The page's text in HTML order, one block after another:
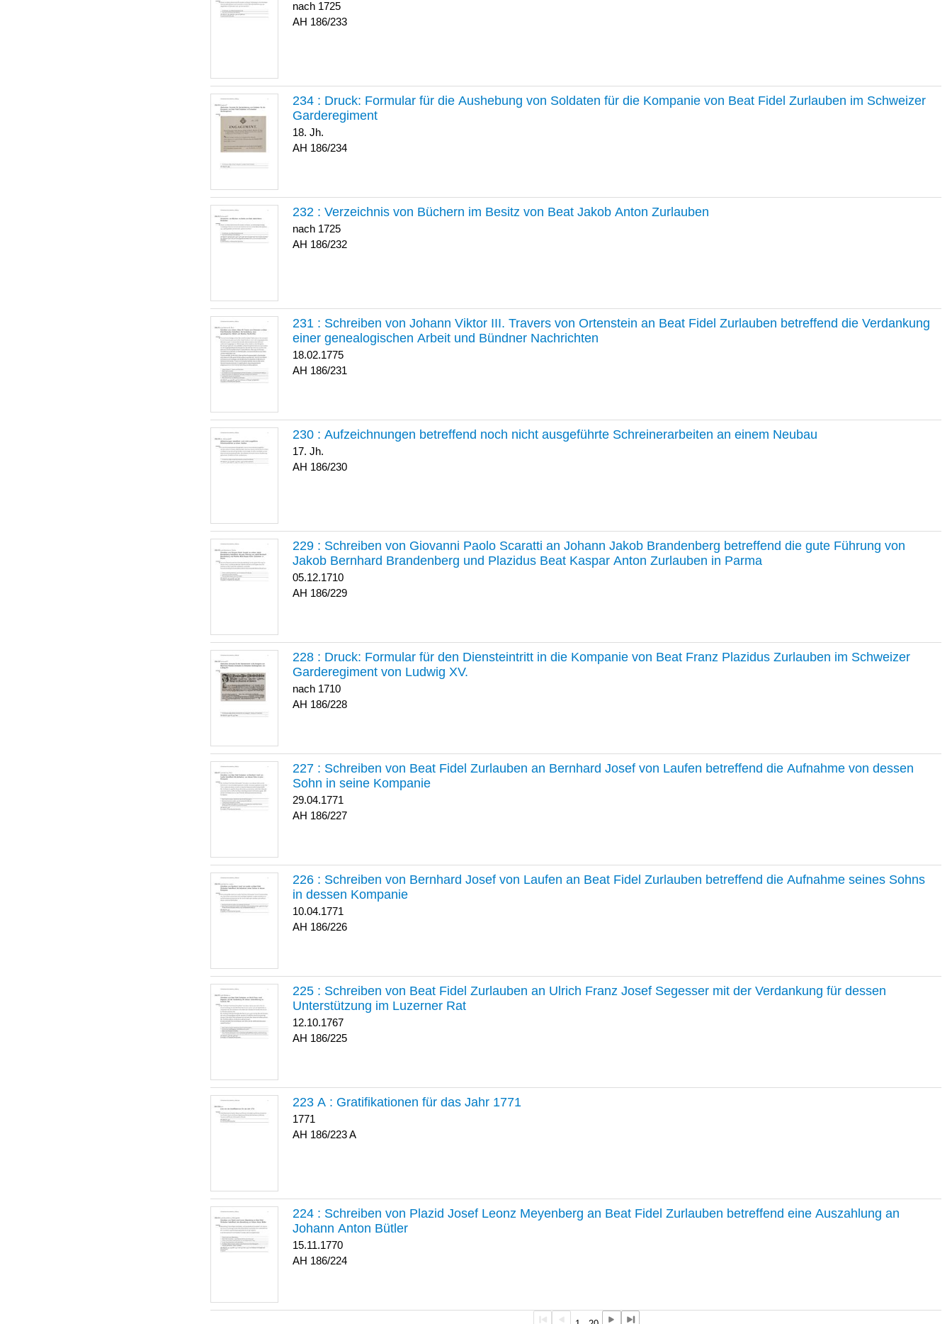
nach 1725
186/233
234 : Druck: Formular für die Aushebung von Soldaten für die Kompanie von Beat Fidel Zurlauben im Schweizer
Garderegiment
18. Jh.
186/234
232 : Verzeichnis von Büchern im Besitz von Beat Jakob Anton Zurlauben
nach 1725
186/232
231 : Schreiben von Johann Viktor III. Travers von Ortenstein an Beat Fidel Zurlauben betreffend die Verdankung
einer genealogischen Arbeit und Bündner Nachrichten
18.02.1775
186/231
230 : Aufzeichnungen betreffend noch nicht ausgeführte Schreinerarbeiten an einem Neubau
17. Jh.
186/230
229 : Schreiben von Giovanni Paolo Scaratti an Johann Jakob Brandenberg betreffend die gute Führung von
Jakob Bernhard Brandenberg und Plazidus Beat Kaspar Anton Zurlauben in Parma
05.12.1710
186/229
228 : Druck: Formular für den Diensteintritt in die Kompanie von Beat Franz Plazidus Zurlauben im Schweizer
Garderegiment von Ludwig XV.
nach 1710
186/228
227 : Schreiben von Beat Fidel Zurlauben an Bernhard Josef von Laufen betreffend die Aufnahme von dessen
Sohn in seine Kompanie
29.04.1771
186/227
226 : Schreiben von Bernhard Josef von Laufen an Beat Fidel Zurlauben betreffend die Aufnahme seines Sohns
in dessen Kompanie
10.04.1771
186/226
225 : Schreiben von Beat Fidel Zurlauben an Ulrich Franz Josef Segesser mit der Verdankung für dessen
Unterstützung im Luzerner Rat
12.10.1767
186/225
223 A : Gratifikationen für das Jahr 1771
1771
186/223 A
224 : Schreiben von Plazid Josef Leonz Meyenberg an Beat Fidel Zurlauben betreffend eine Auszahlung an
Johann Anton Bütler
15.11.1770
186/224